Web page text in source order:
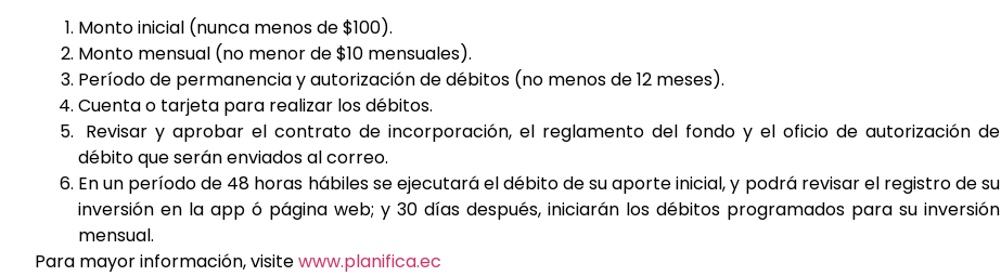
Monto inicial (nunca menos de $100).
Monto mensual (no menor de $10 mensuales).
Período de permanencia y autorización de débitos (no menos de 12 meses).
Cuenta o tarjeta para realizar los débitos.
Revisar y aprobar el contrato de incorporación, el reglamento del fondo y el oficio de autorización de
débito que serán enviados al correo.
En un período de 48 horas hábiles se ejecutará el débito de su aporte inicial, y podrá revisar el registro de su
inversión en la app ó página web; y 30 días después, iniciarán los débitos programados para su inversión
mensual.
Para mayor información, visitewww.planifica.ec